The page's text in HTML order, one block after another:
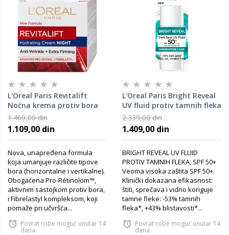
L'Oreal Paris Revitalift
Noćna krema protiv bora
50 ml
1.469,00 din
1.109,00 din
Nova, unapređena formula
koja umanjuje različite tipove
bora (horizontalne i vertikalne).
Obogaćena Pro-Rétinolom™,
aktivnim sastojkom protiv bora,
i Fibrelastyl kompleksom, koji
pomaže pri učvršća...
Povrat robe moguć unutar 14
dana
L'Oreal Paris Bright Reveal
UV fluid protiv tamnih fleka
50ml
2.339,00 din
1.409,00 din
BRIGHT REVEAL UV FLUID
PROTIV TAMNIH FLEKA, SPF 50+
Veoma visoka zaštita SPF 50+.
Klinički dokazana efikasnost:
štiti, sprečava i vidno koriguje
tamne fleke: -53% tamnih
fleka*, +43% blistavosti*...
Povrat robe moguć unutar 14
dana